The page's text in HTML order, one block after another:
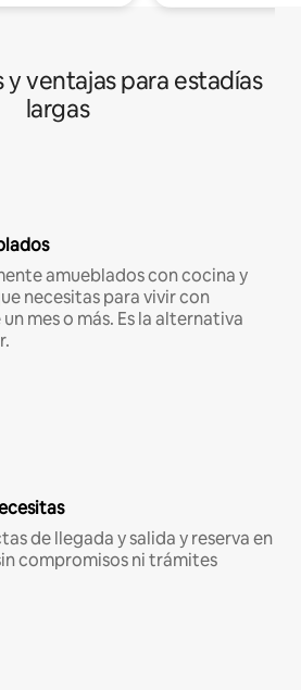
ventajas para estadías
largas
amueblados con cocina y
necesitas para vivir con
mes o más. Es la alternativa
de llegada y salida y reserva en
compromisos ni trámites